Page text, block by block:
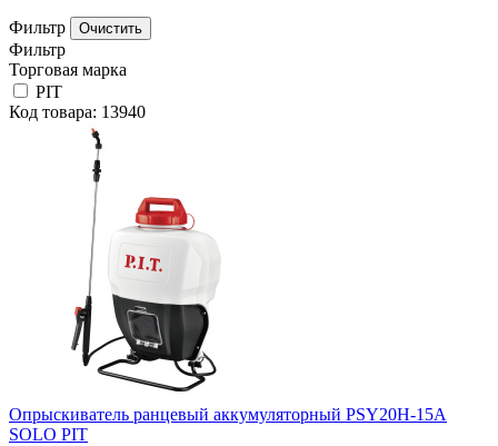
Фильтр
Фильтр
Торговая марка
PIT
Код товара: 13940
Опрыскиватель ранцевый аккумуляторный PSY20H-15A
SOLO PIT